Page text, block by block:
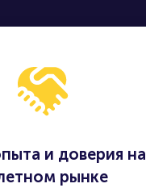
и доверия на
рынке